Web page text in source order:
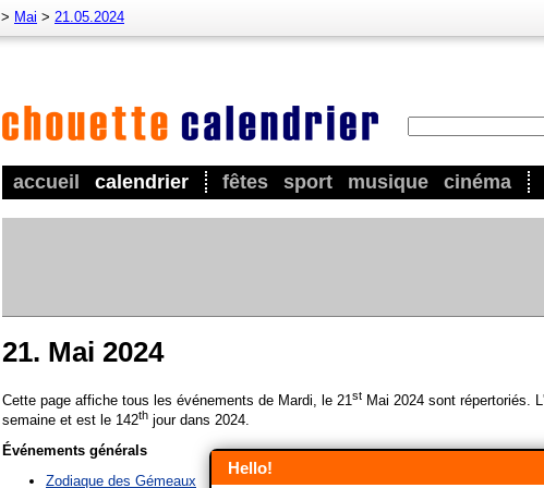
accueil calendrier fêtes sport musique cinéma
> Mai > 21.05.2024
21. Mai 2024
Cette page affiche tous les événements de Mardi, le 21st Mai 2024 sont répertoriés.
semaine et est le 142th jour dans 2024.
Événements générals
Zodiaque des Gémeaux
Hello!